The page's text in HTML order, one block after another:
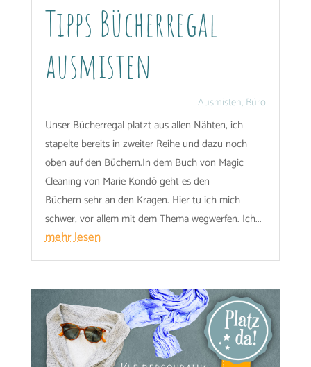
Tipps Bücherregal
ausmisten
Ausmisten, Büro
Unser Bücherregal platzt aus allen Nähten, ich
stapelte bereits in zweiter Reihe und dazu noch
oben auf den Büchern.In dem Buch von Magic
Cleaning von Marie Kondō geht es den
Büchern sehr an den Kragen. Hier tu ich mich
schwer, vor allem mit dem Thema wegwerfen. Ich...
mehr lesen